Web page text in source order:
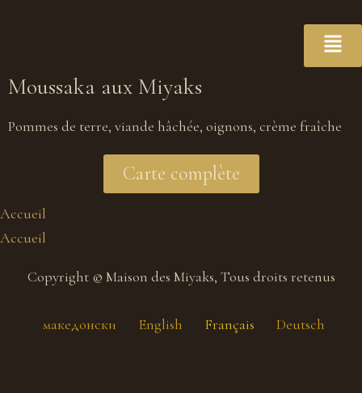
Moussaka aux Miyaks
Pommes de terre, viande hâchée, oignons, crème fraîche
Carte complète
Accueil
Accueil
Copyright © Maison des Miyaks, Tous droits retenus
македонски English Français Deutsch